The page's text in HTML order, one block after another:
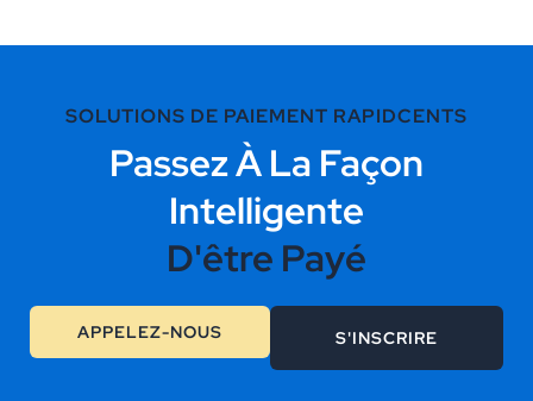
SOLUTIONS DE PAIEMENT RAPIDCENTS
Passez À La Façon
Intelligente
D'être Payé
APPELEZ-NOUS S'INSCRIRE